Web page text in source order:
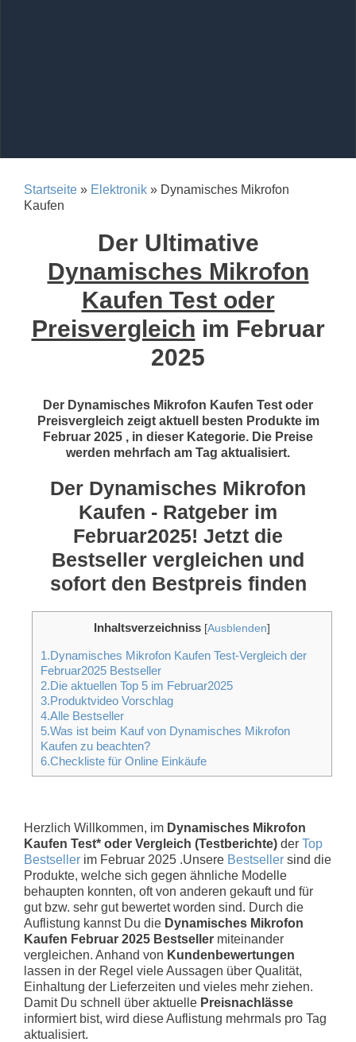
Startseite » Elektronik » Dynamisches Mikrofon
Kaufen
Der Ultimative
Dynamisches Mikrofon
Kaufen Test oder
Preisvergleich im Februar
2025
Der Dynamisches Mikrofon Kaufen Test oder
Preisvergleich zeigt aktuell besten Produkte im
Februar 2025 , in dieser Kategorie. Die Preise
werden mehrfach am Tag aktualisiert.
Der Dynamisches Mikrofon
Kaufen - Ratgeber im
Februar2025! Jetzt die
Bestseller vergleichen und
sofort den Bestpreis finden
Inhaltsverzeichniss [Ausblenden]
1.Dynamisches Mikrofon Kaufen Test-Vergleich der
Februar2025 Bestseller
2.Die aktuellen Top 5 im Februar2025
3.Produktvideo Vorschlag
4.Alle Bestseller
5.Was ist beim Kauf von Dynamisches Mikrofon
Kaufen zu beachten?
6.Checkliste für Online Einkäufe
Herzlich Willkommen, im Dynamisches Mikrofon
Kaufen Test* oder Vergleich (Testberichte) der Top
Bestseller im Februar 2025 .Unsere Bestseller sind die
Produkte, welche sich gegen ähnliche Modelle
behaupten konnten, oft von anderen gekauft und für
gut bzw. sehr gut bewertet worden sind. Durch die
Auflistung kannst Du die Dynamisches Mikrofon
Kaufen Februar 2025 Bestseller miteinander
vergleichen. Anhand von Kundenbewertungen
lassen in der Regel viele Aussagen über Qualität,
Einhaltung der Lieferzeiten und vieles mehr ziehen.
Damit Du schnell über aktuelle Preisnachlässe
informiert bist, wird diese Auflistung mehrmals pro Tag
aktualisiert.